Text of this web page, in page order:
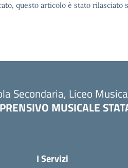
questo articolo è stato
Secondaria, Liceo
MUSICALE
I Servizi